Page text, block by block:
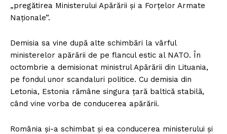
„pregătirea Ministerului Apărării și a Forțelor Armate
Naționale”.
Demisia sa vine după alte schimbări la vârful
ministerelor apărării de pe flancul estic al NATO. În
octombrie a demisionat ministrul Apărării din Lituania,
pe fondul unor scandaluri politice. Cu demisia din
Letonia, Estonia rămâne singura țară baltică stabilă,
când vine vorba de conducerea apărării.
România și-a schimbat și ea conducerea ministerului și